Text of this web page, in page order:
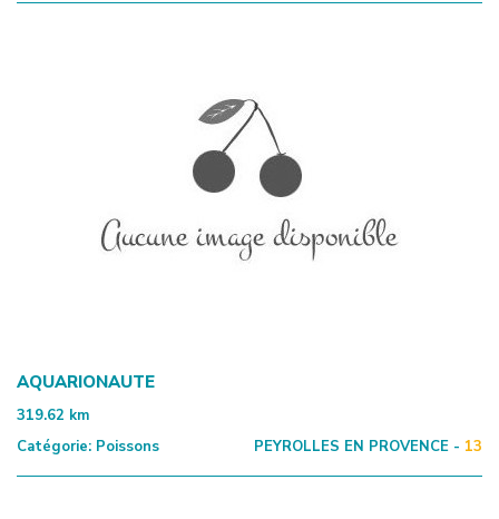
AQUARIONAUTE
319.62 km
Catégorie: Poissons PEYROLLES EN PROVENCE - 13